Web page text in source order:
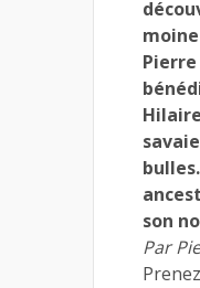
son
Par